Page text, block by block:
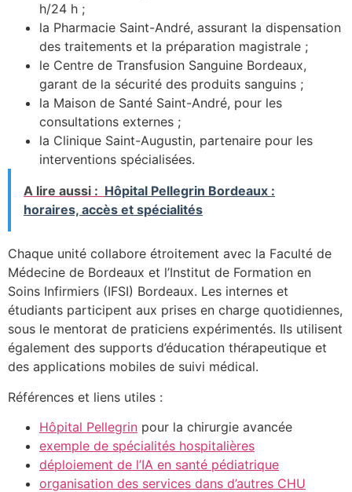
h/24 h ;
la Pharmacie Saint-André, assurant la dispensation
des traitements et la préparation magistrale ;
le Centre de Transfusion Sanguine Bordeaux,
garant de la sécurité des produits sanguins ;
la Maison de Santé Saint-André, pour les
consultations externes ;
la Clinique Saint-Augustin, partenaire pour les
interventions spécialisées.
A lire aussi : Hôpital Pellegrin Bordeaux :
horaires, accès et spécialités
Chaque unité collabore étroitement avec la Faculté de
Médecine de Bordeaux et l’Institut de Formation en
Soins Infirmiers (IFSI) Bordeaux. Les internes et
étudiants participent aux prises en charge quotidiennes,
sous le mentorat de praticiens expérimentés. Ils utilisent
également des supports d’éducation thérapeutique et
des applications mobiles de suivi médical.
Références et liens utiles :
Hôpital Pellegrin pour la chirurgie avancée
exemple de spécialités hospitalières
déploiement de l’IA en santé pédiatrique
organisation des services dans d’autres CHU